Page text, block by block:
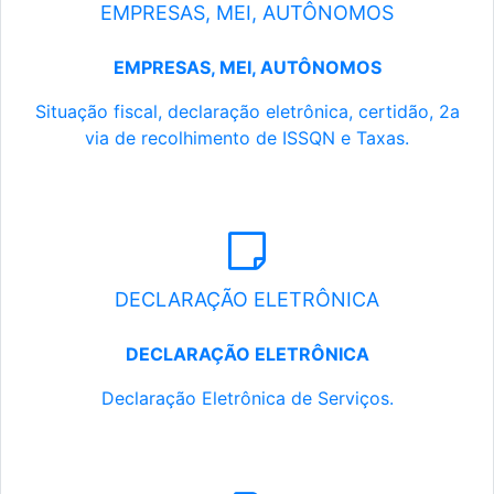
EMPRESAS, MEI, AUTÔNOMOS
EMPRESAS, MEI, AUTÔNOMOS
Situação fiscal, declaração eletrônica, certidão, 2a
via de recolhimento de ISSQN e Taxas.
DECLARAÇÃO ELETRÔNICA
DECLARAÇÃO ELETRÔNICA
Declaração Eletrônica de Serviços.